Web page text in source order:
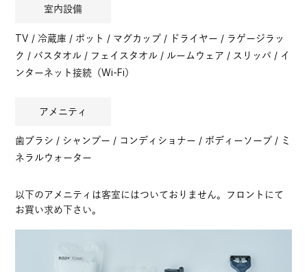
室内設備
TV / 冷蔵庫 / ポット / マグカップ / ドライヤー / ラゲージラッ
ク / バスタオル / フェイスタオル / ルームウェア / スリッパ / イ
ンターネット接続（Wi-Fi）
アメニティ
歯ブラシ / シャンプー / コンディショナー / ボディーソープ / ミ
ネラルウォーター
以下のアメニティは客室にはついておりません。フロントにて
お買い求め下さい。